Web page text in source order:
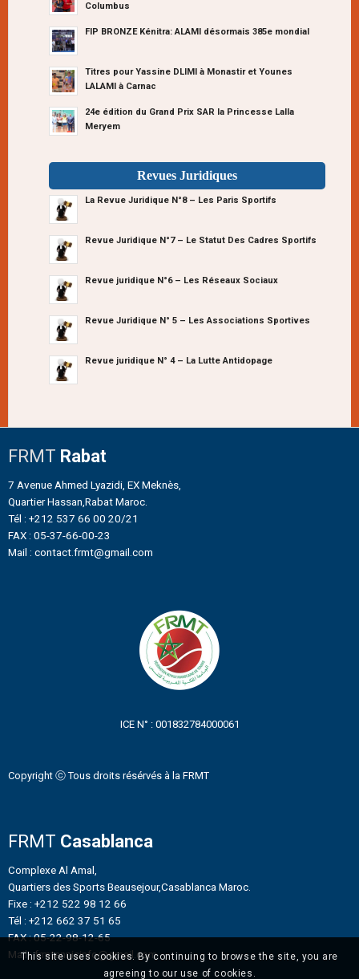
Columbus
FIP BRONZE Kénitra: ALAMI désormais 385e mondial
Titres pour Yassine DLIMI à Monastir et Younes
LALAMI à Carnac
24e édition du Grand Prix SAR la Princesse Lalla
Meryem
Revues Juridiques
La Revue Juridique N°8 – Les Paris Sportifs
Revue Juridique N°7 – Le Statut Des Cadres Sportifs
Revue juridique N°6 – Les Réseaux Sociaux
Revue Juridique N° 5 – Les Associations Sportives
Revue juridique N° 4 – La Lutte Antidopage
FRMT Rabat
7 Avenue Ahmed Lyazidi, EX Meknès,
Quartier Hassan,Rabat Maroc.
Tél : +212 537 66 00 20/21
FAX : 05-37-66-00-23
Mail : contact.frmt@gmail.com
ICE N° : 001832784000061
Copyright ⓒ Tous droits résérvés à la FRMT
FRMT Casablanca
Complexe Al Amal,
Quartiers des Sports Beausejour,Casablanca Maroc.
Fixe : +212 522 98 12 66
Tél : +212 662 37 51 65
FAX : 05-22-98-12-65
Mail : frmtennisinfo@gmail.com
This site uses cookies. By continuing to browse the site, you are
agreeing to our use of cookies.